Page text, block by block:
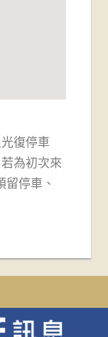
復停車
為初次來
停車、